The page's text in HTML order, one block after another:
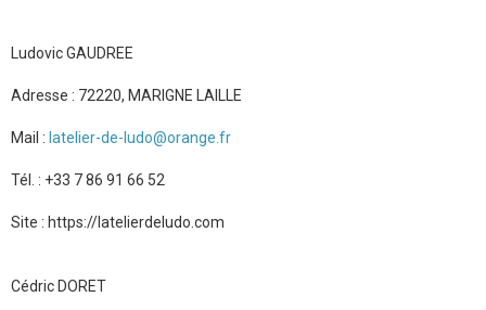
Ludovic GAUDREE
Adresse : 72220, MARIGNE LAILLE
Mail : latelier-de-ludo@orange.fr
Tél. : +33 7 86 91 66 52
Site : https://latelierdeludo.com
Cédric DORET